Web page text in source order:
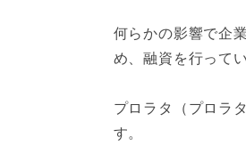
何らかの影響で企
め、融資を行って
プロラタ（プロラ
す。